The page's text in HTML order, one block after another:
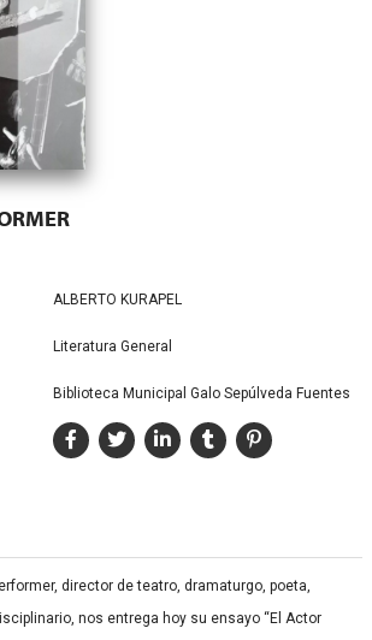
ALBERTO KURAPEL
Literatura General
Biblioteca Municipal Galo Sepúlveda Fuentes
director de teatro, dramaturgo, poeta,
nos entrega hoy su ensayo “El Actor